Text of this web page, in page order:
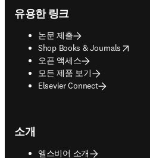
유용한 링크
논문 제출
Shop Books & Journals
opens in new tab/window
오픈 액세스
모든 제품 보기
Elsevier Connect
소개
엘스비어 소개